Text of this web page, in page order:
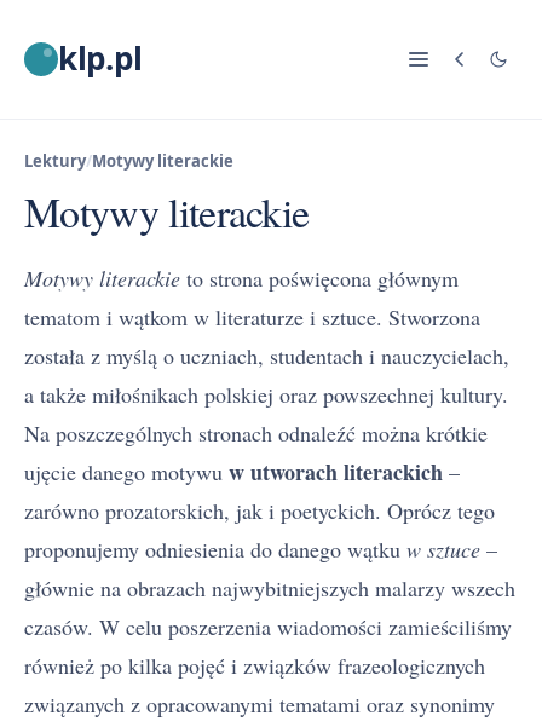
klp.pl
Lektury/Motywy literackie
Motywy literackie
Motywy literackie to strona poświęcona głównym
tematom i wątkom w literaturze i sztuce. Stworzona
została z myślą o uczniach, studentach i nauczycielach,
a także miłośnikach polskiej oraz powszechnej kultury.
Na poszczególnych stronach odnaleźć można krótkie
ujęcie danego motywu w utworach literackich –
zarówno prozatorskich, jak i poetyckich. Oprócz tego
proponujemy odniesienia do danego wątku w sztuce –
głównie na obrazach najwybitniejszych malarzy wszech
czasów. W celu poszerzenia wiadomości zamieściliśmy
również po kilka pojęć i związków frazeologicznych
związanych z opracowanymi tematami oraz synonimy